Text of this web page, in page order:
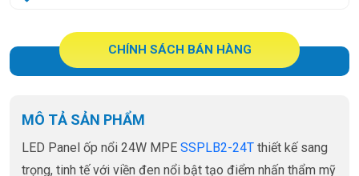
CHÍNH SÁCH BÁN HÀNG
MÔ TẢ SẢN PHẨM
LED Panel ốp nổi 24W MPE SSPLB2-24T thiết kế sang
trọng, tinh tế với viền đen nổi bật tạo điểm nhấn thẩm mỹ